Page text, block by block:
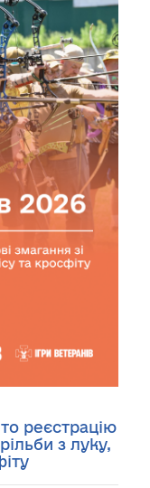
реєстрацію
з луку,